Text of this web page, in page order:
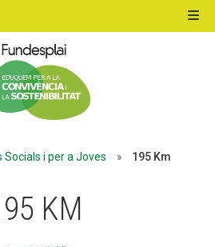
Socials i per a Joves » 195 Km
KM
D'ESTIU
ESCOLAR
ESPLAI
D'ESTIU
ESCOLAR
ESPLAI